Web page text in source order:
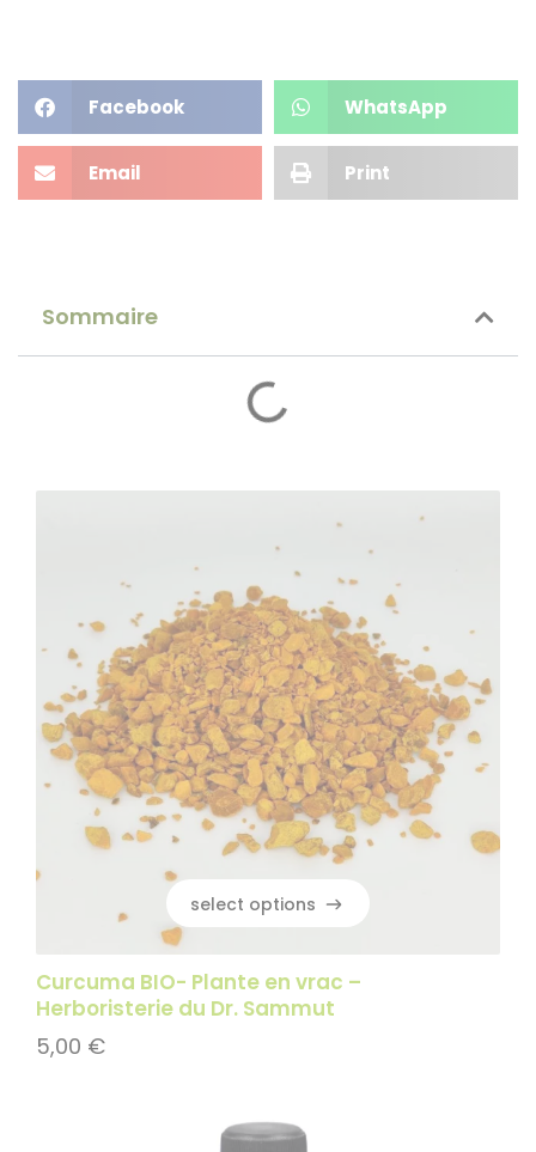
Facebook WhatsApp
Email Print
Sommaire
select options
Curcuma BIO- Plante en vrac –
Herboristerie du Dr. Sammut
5,00 €